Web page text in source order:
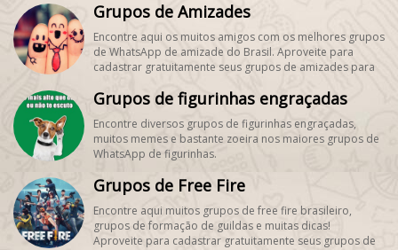
Grupos de Amizades
Encontre aqui os muitos amigos com os melhores grupos
de WhatsApp de amizade do Brasil. Aproveite para
cadastrar gratuitamente seus grupos de amizades para
Grupos de figurinhas engraçadas
Encontre diversos grupos de figurinhas engraçadas,
muitos memes e bastante zoeira nos maiores grupos de
WhatsApp de figurinhas.
Grupos de Free Fire
Encontre aqui muitos grupos de free fire brasileiro,
grupos de formação de guildas e muitas dicas!
Aproveite para cadastrar gratuitamente seus grupos de